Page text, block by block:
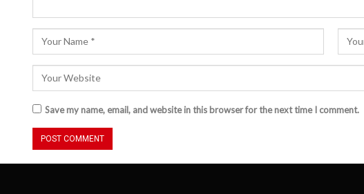
Save my name, email, and website in this browser for the next time I comment.